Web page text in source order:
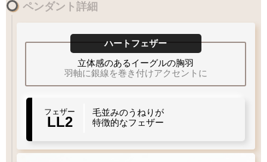
XL LL
S
重量 重量 程よい重さ
Q&A フェザーサイズリスト
LLサイズのフェザーにおすすめチェーン
60 55 50 cm 45
太目 当店標準 やや細目
フックタイプ
ペンダント詳細
ハートフェザー
立体感のあるイーグルの胸羽
羽軸に銀線を巻き付けアクセントに
フェザー
LL2
毛並みのうねりが
特徴的なフェザー